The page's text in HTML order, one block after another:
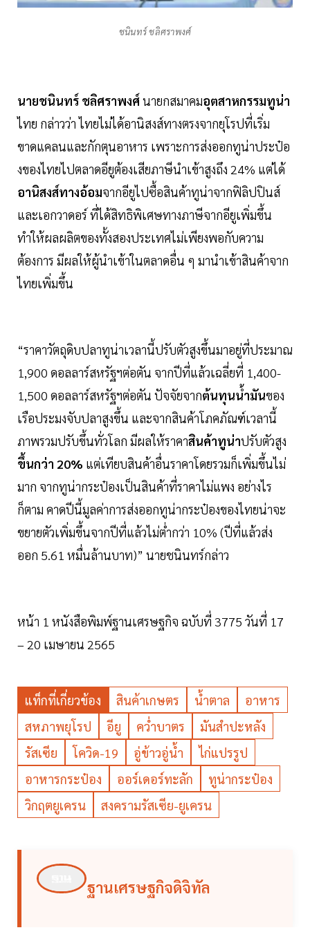
ชนินทร์ ชลิศราพงศ์
นายชนินทร์ ชลิศราพงศ์นายกสมาคมอุตสาหกรรมทูน่า
ไทย กล่าวว่า ไทยไม่ได้อานิสงส์ทางตรงจากยุโรปที่เริ่ม
ขาดแคลนและกักตุนอาหาร เพราะการส่งออกทูน่าประป๋อ
งของไทยไปตลาดอียูต้องเสียภาษีนำเข้าสูงถึง 24% แต่ได้
อานิสงส์ทางอ้อมจากอียูไปซื้อสินค้าทูน่าจากฟิลิปปินส์
และเอกวาดอร์ ที่ได้สิทธิพิเศษทางภาษีจากอียูเพิ่มขึ้น
ทำให้ผลผลิตของทั้งสองประเทศไม่เพียงพอกับความ
ต้องการ มีผลให้ผู้นำเข้าในตลาดอื่น ๆ มานำเข้าสินค้าจาก
ไทยเพิ่มขึ้น
“ราคาวัตถุดิบปลาทูน่าเวลานี้ปรับตัวสูงขึ้นมาอยู่ที่ประมาณ
1,900 ดอลลาร์สหรัฐฯต่อตัน จากปีที่แล้วเฉลี่ยที่ 1,400-
1,500 ดอลลาร์สหรัฐฯต่อตัน ปัจจัยจากต้นทุนน้ำมันของ
เรือประมงจับปลาสูงขึ้น และจากสินค้าโภคภัณฑ์เวลานี้
ภาพรวมปรับขึ้นทั่วโลก มีผลให้ราคาสินค้าทูน่าปรับตัวสูง
ขึ้นกว่า 20% แต่เทียบสินค้าอื่นราคาโดยรวมก็เพิ่มขึ้นไม่
มาก จากทูน่ากระป๋องเป็นสินค้าที่ราคาไม่แพง อย่างไร
ก็ตาม คาดปีนี้มูลค่าการส่งออกทูน่ากระป๋องของไทยน่าจะ
ขยายตัวเพิ่มขึ้นจากปีที่แล้วไม่ต่ำกว่า 10% (ปีที่แล้วส่ง
ออก 5.61 หมื่นล้านบาท)” นายชนินทร์กล่าว
หน้า 1 หนังสือพิมพ์ฐานเศรษฐกิจ ฉบับที่ 3775 วันที่ 17
– 20 เมษายน 2565
แท็กที่เกี่ยวข้อง สินค้าเกษตร น้ำตาล
อาหาร
สหภาพยุโรป
อียู คว่ำบาตร
มันสำปะหลัง
รัสเซีย
โควิด-19 อู่ข้าวอู่น้ำ
ไก่แปรรูป
อาหารกระป๋อง
ออร์เดอร์ทะลัก
ทูน่ากระป๋อง
วิกฤตยูเครน
สงครามรัสเซีย-ยูเครน
ฐานเศรษฐกิจดิจิทัล